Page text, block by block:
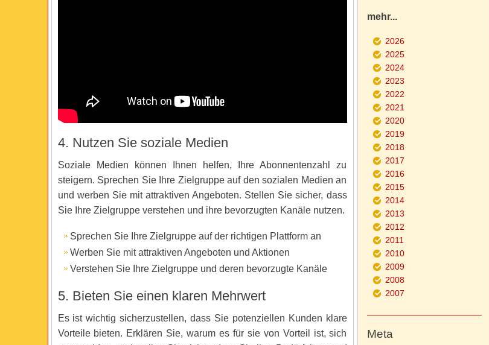
4. Nutzen Sie soziale Medien
Soziale Medien können Ihnen helfen, Ihre Abonnentenzahl zu
steigern. Sprechen Sie Ihre Zielgruppe auf den sozialen Medien an
und werben Sie mit attraktiven Angeboten. Stellen Sie sicher, dass
Sie Ihre Zielgruppe verstehen und ihre bevorzugten Kanäle nutzen.
Sprechen Sie Ihre Zielgruppe auf der richtigen Plattform an
Werben Sie mit attraktiven Angeboten und Aktionen
Verstehen Sie Ihre Zielgruppe und deren bevorzugte Kanäle
5. Bieten Sie einen klaren Mehrwert
Es ist wichtig sicherzustellen, dass Sie potenziellen Kunden klare
Vorteile bieten. Erklären Sie, warum es für sie von Vorteil ist, sich
mehr...
2026
2025
2024
2023
2022
2021
2020
2019
2018
2017
2016
2015
2014
2013
2012
2011
2010
2009
2008
2007
Meta